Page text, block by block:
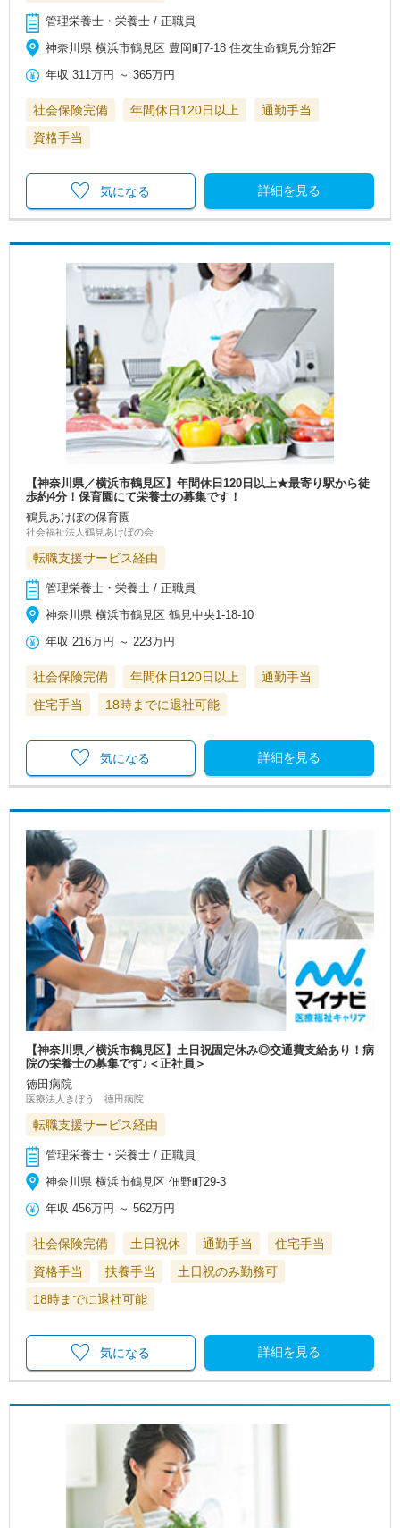
管理栄養士・栄養士 / 正職員
神奈川県 横浜市鶴見区 豊岡町7-18 住友生命鶴見分館2F
年収 311万円 ～365万円
社会保険完備 年間休日120日以上
通勤手当
資格手当
詳細を見る
気になる
【神奈川県／横浜市鶴見区】年間休日120日以上★最寄り駅から徒
歩約4分！保育園にて栄養士の募集です！
鶴見あけぼの保育園
社会福祉法人鶴見あけぼの会
転職支援サービス経由
管理栄養士・栄養士 / 正職員
神奈川県 横浜市鶴見区 鶴見中央1-18-10
年収 216万円 ～223万円
社会保険完備 年間休日120日以上
通勤手当
住宅手当
18時までに退社可能
詳細を見る
気になる
【神奈川県／横浜市鶴見区】土日祝固定休み◎交通費支給あり！病
院の栄養士の募集です♪＜正社員＞
徳田病院
医療法人きぼう 徳田病院
転職支援サービス経由
管理栄養士・栄養士 / 正職員
神奈川県 横浜市鶴見区 佃野町29-3
年収 456万円 ～562万円
社会保険完備 土日祝休 通勤手当
住宅手当
資格手当
扶養手当
土日祝のみ勤務可
18時までに退社可能
詳細を見る
気になる